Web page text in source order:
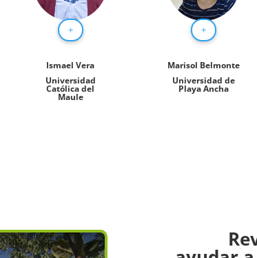
+
Ismael Vera
Universidad
Católica del
Maule
+
Marisol Belmonte
Universidad de
Playa Ancha